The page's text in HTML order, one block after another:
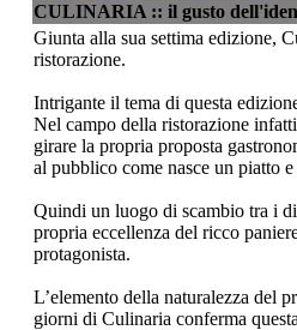
CULINARIA :: il gusto
Giunta alla sua settima edizione,
ristorazione.
Intrigante il tema di questa
Nel campo della ristorazione
girare la propria proposta
al pubblico come nasce un piatto
Quindi un luogo di scambio tra i
propria eccellenza del ricco
protagonista.
L’elemento della naturalezza del
giorni di Culinaria conferma